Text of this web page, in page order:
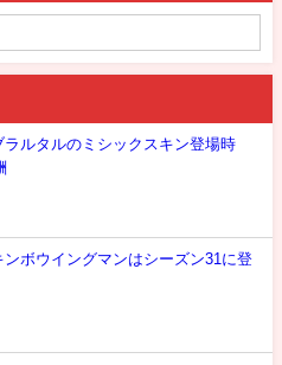
ラルタルのミシックスキン登場時
ンボウイングマンはシーズン31に登